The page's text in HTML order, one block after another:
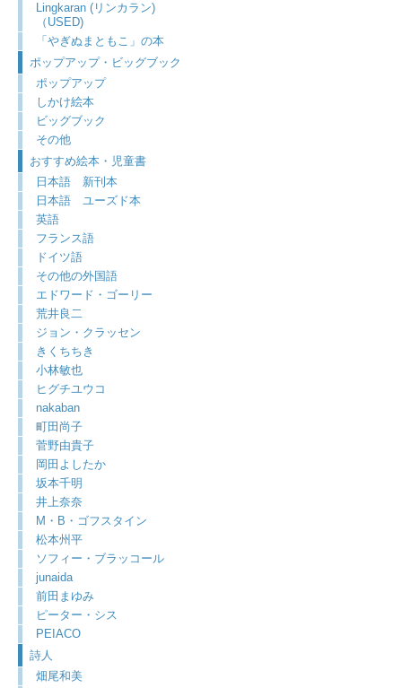
Lingkaran (リンカラン)
（USED)
「やぎぬまともこ」の本
ポップアップ・ビッグブック
ポップアップ
しかけ絵本
ビッグブック
その他
おすすめ絵本・児童書
日本語 新刊本
日本語 ユーズド本
英語
フランス語
ドイツ語
その他の外国語
エドワード・ゴーリー
荒井良二
ジョン・クラッセン
きくちちき
小林敏也
ヒグチユウコ
nakaban
町田尚子
菅野由貴子
岡田よしたか
坂本千明
井上奈奈
M・B・ゴフスタイン
松本州平
ソフィー・ブラッコール
junaida
前田まゆみ
ピーター・シス
PEIACO
詩人
畑尾和美